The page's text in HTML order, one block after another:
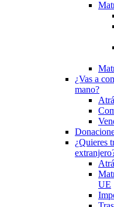
¿Vas a
mano?
¿Quieres
UE